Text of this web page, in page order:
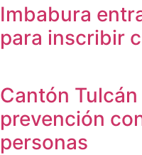
Imbabura
para inscribir
Cantón
prevención
personas